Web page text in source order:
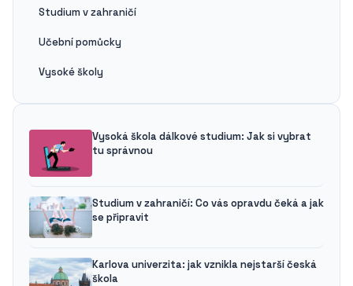
Studium v zahraničí
Učební pomůcky
Vysoké školy
Vysoká škola dálkové studium: Jak si vybrat
tu správnou
Studium v zahraničí: Co vás opravdu čeká a jak
se připravit
Karlova univerzita: jak vznikla nejstarší česká
škola